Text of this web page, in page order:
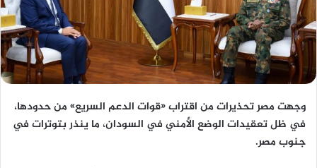
وجهت مصر تحذيرات من اقتراب «قوات الدعم السريع» من حدودها،
في ظل تعقيدات الوضع الأمني في السودان، ما ينذر بتوترات في
جنوب مصر.